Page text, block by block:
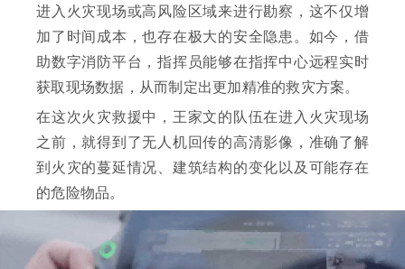
进入火灾现场或高风险区域来进行勘察，这不仅增
加了时间成本，也存在极大的安全隐患。如今，借
助数字消防平台，指挥员能够在指挥中心远程实时
获取现场数据，从而制定出更加精准的救灾方案。
在这次火灾救援中，王家文的队伍在进入火灾现场
之前，就得到了无人机回传的高清影像，准确了解
到火灾的蔓延情况、建筑结构的变化以及可能存在
的危险物品。